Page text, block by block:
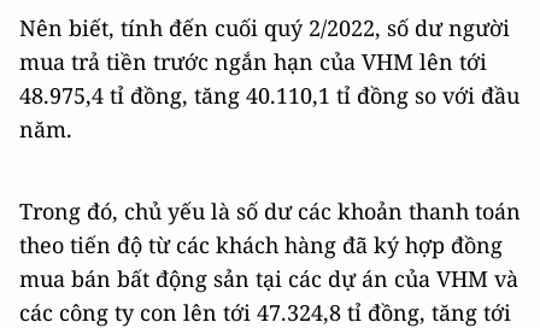
Nên biết, tính đến cuối quý 2/2022, số dư người
mua trả tiền trước ngắn hạn của VHM lên tới
48.975,4 tỉ đồng, tăng 40.110,1 tỉ đồng so với đầu
năm.
Trong đó, chủ yếu là số dư các khoản thanh toán
theo tiến độ từ các khách hàng đã ký hợp đồng
mua bán bất động sản tại các dự án của VHM và
các công ty con lên tới 47.324,8 tỉ đồng, tăng tới